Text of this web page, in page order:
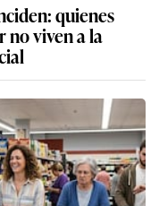
quienes
no viven a la